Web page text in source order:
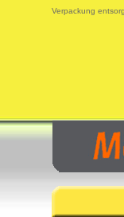
Verpackung